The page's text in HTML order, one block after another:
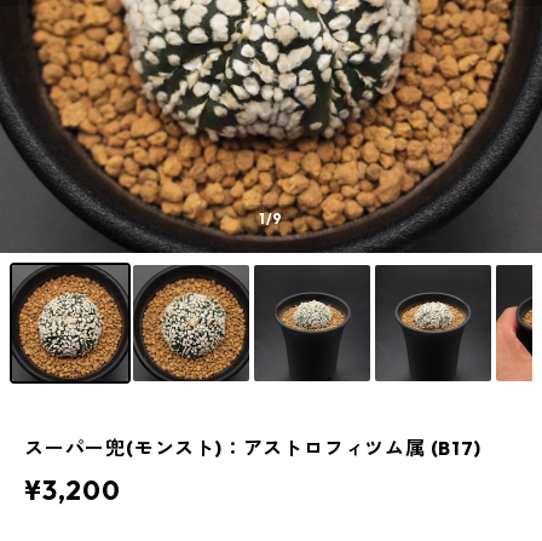
1/9
スーパー兜(モンスト)：アストロフィツム属 (B17)
¥3,200